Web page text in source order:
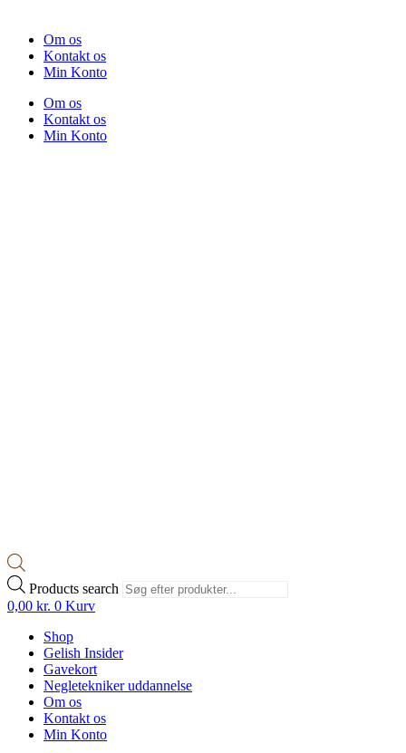
Om os
Kontakt os
Min Konto
Om os
Kontakt os
Min Konto
Products search
0,00 kr. 0 Kurv
Shop
Gelish Insider
Gavekort
Negletekniker uddannelse
Om os
Kontakt os
Min Konto